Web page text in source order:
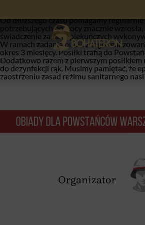
Wielu poznanych przez nas Powstańców
Od dłuższego czasu pomagamy
potrzebujących pomocy znacznie
świadczenie zadań opiekuńczych
W ramach zadania publicznego
okres 3 miesięcy. Posiłki trafią do
Dodatkowo razem z pierwszym
do dezynfekcji rąk. Musimy pamiętać, że
zaostrzeniu zasad reżimu sanitarnego